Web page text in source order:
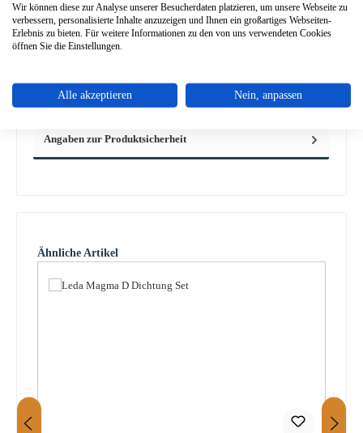
Beschreibung
Original Scheibenhalter Set für den Kamineinsatz Leda Magma
D Leda Magma D Scheibenhalter Eckdaten: Lieferumfang 8
Eigenschaften
Angaben zur Produktsicherheit
Produktgalerie überspringen
Ähnliche Artikel
Wir können diese zur Analyse unserer Besucherdaten platzieren, um unsere Webseite zu
verbessern, personalisierte Inhalte anzuzeigen und Ihnen ein großartiges Webseiten-
Erlebnis zu bieten. Für weitere Informationen zu den von uns verwendeten Cookies
öffnen Sie die Einstellungen.
Alle akzeptieren Nein, anpassen